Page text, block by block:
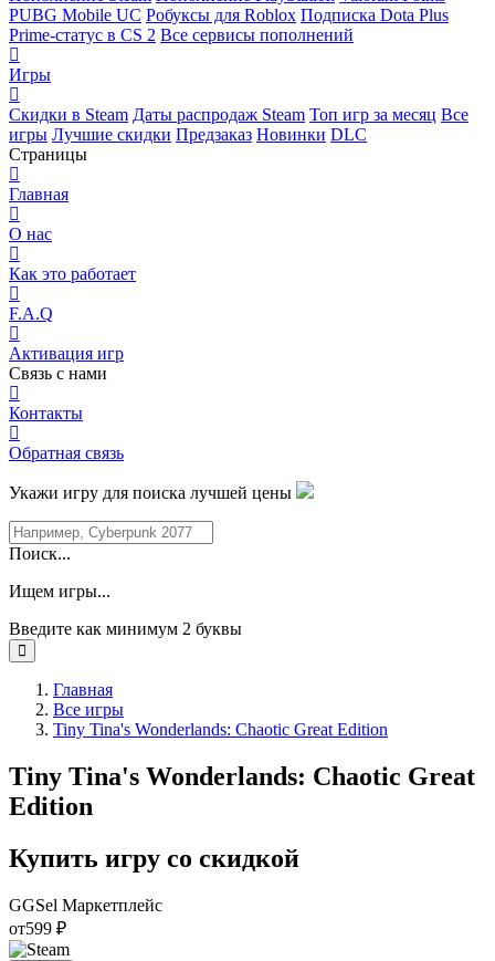
PUBG Mobile UC Робуксы для Roblox Подписка Dota Plus
Prime-статус в CS 2 Все сервисы пополнений
Игры
Скидки в Steam Даты распродаж Steam Топ игр за месяц Все
игры Лучшие скидки Предзаказ Новинки DLC
Страницы
Главная
О нас
Как это работает
F.A.Q
Активация игр
Связь с нами
Контакты
Обратная связь
Укажи игру для поиска лучшей цены
Поиск...
Ищем игры...
Введите как минимум 2 буквы
Главная
Все игры
Tiny Tina's Wonderlands: Chaotic Great Edition
Tiny Tina's Wonderlands: Chaotic Great
Edition
Купить игру со скидкой
GGSel Маркетплейс
от599 ₽